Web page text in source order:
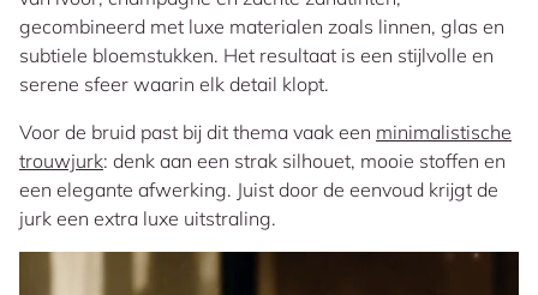
gecombineerd met luxe materialen zoals linnen, glas en
subtiele bloemstukken. Het resultaat is een stijlvolle en
serene sfeer waarin elk detail klopt.
Voor de bruid past bij dit thema vaak een minimalistische
trouwjurk: denk aan een strak silhouet, mooie stoffen en
een elegante afwerking. Juist door de eenvoud krijgt de
jurk een extra luxe uitstraling.